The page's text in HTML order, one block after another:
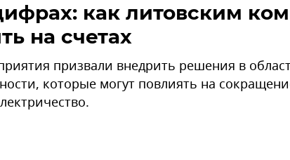
как литовским
на счетах
призвали внедрить решения в
которые могут повлиять на